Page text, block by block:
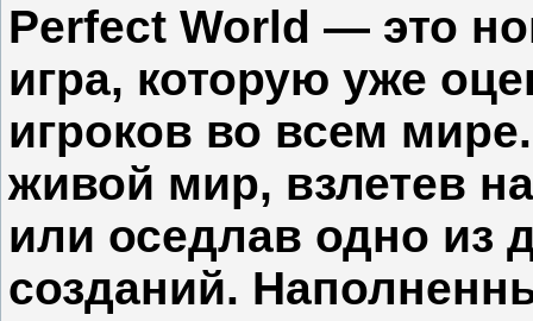
Perfect World — это
игра, которую уже
игроков во всем
живой мир, взлетев
или оседлав одно из
созданий.